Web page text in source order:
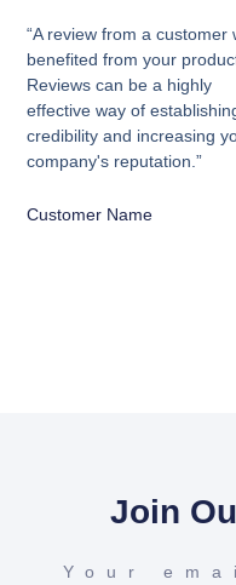
“A review from a customer
benefited from your
Reviews can be a highly
effective way of
credibility and increasing
company's reputation.”
Customer Name
Join